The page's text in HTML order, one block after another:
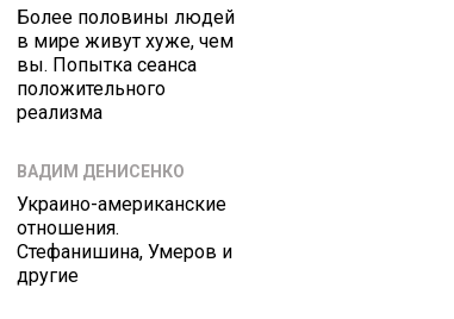
Более половины людей
в мире живут хуже, чем
вы. Попытка сеанса
положительного
реализма
ВАДИМ ДЕНИСЕНКО
Украино-американские
отношения.
Стефанишина, Умеров и
другие